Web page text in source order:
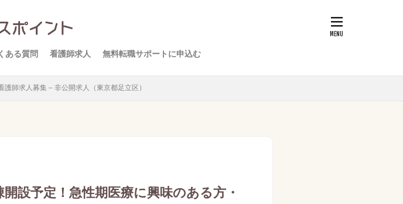
ある質問 看護師求人 無料転職サポートに申込む
師求人募集 – 非公開求人（東京都足立区）
設予定！急性期医療に興味のある方・